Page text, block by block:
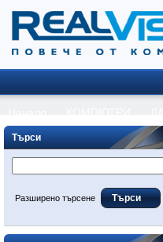
Търси
Разширено търсене